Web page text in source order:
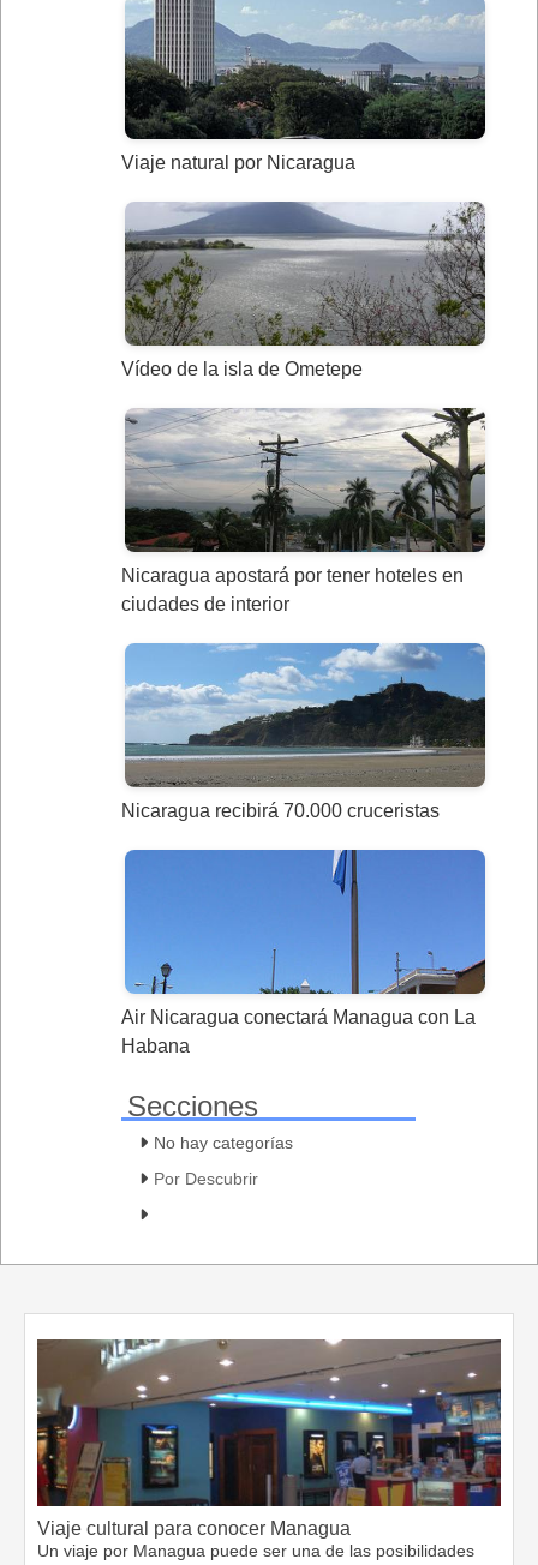
Viaje natural por Nicaragua
Vídeo de la isla de Ometepe
Nicaragua apostará por tener hoteles en
ciudades de interior
Nicaragua recibirá 70.000 cruceristas
Air Nicaragua conectará Managua con La
Habana
Secciones
No hay categorías
Por Descubrir
Viaje cultural para conocer Managua
Un viaje por Managua puede ser una de las posibilidades